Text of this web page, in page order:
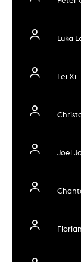
Luka
Lei Xi
Joel